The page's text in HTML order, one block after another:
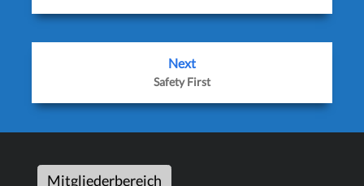
Next
Safety First
Mitgliederbereich